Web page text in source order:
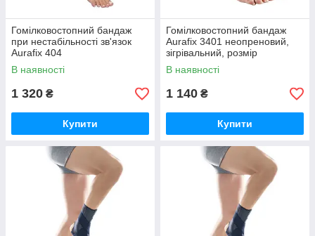
Гомілковостопний бандаж
при нестабільності зв'язок
Aurafix 404
В наявності
1 320 ₴
Купити
Гомілковостопний бандаж
Aurafix 3401 неопреновий,
зігрівальний, розмір
універсальний
В наявності
1 140 ₴
Купити